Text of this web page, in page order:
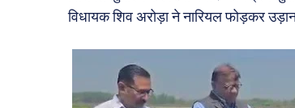
विधायक शिव अरोड़ा ने नारियल फोड़कर